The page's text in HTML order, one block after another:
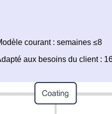
courant : semaines ≤8
aux besoins du client :